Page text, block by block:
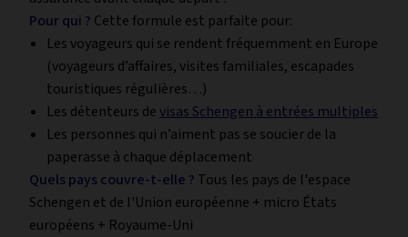
Pour qui ? Cette formule est parfaite pour:
Les voyageurs qui se rendent fréquemment en Europe
(voyageurs d’affaires, visites familiales, escapades
touristiques régulières…)
Les détenteurs devisas Schengen à entrées multiples
Les personnes qui n’aiment pas se soucier de la
paperasse à chaque déplacement
Quels pays couvre-t-elle ? Tous les pays de l'espace
Schengen et de l'Union européenne + micro États
européens + Royaume-Uni